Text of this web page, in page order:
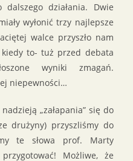
dalszego działania. Dwie
wyłonić trzy najlepsze
walce przyszło nam
to- tuż przed debata
wyniki zmagań.
niepewności…
„załapania” się do
drużyny) przyszliśmy do
te słowa prof. Marty
Możliwe, że